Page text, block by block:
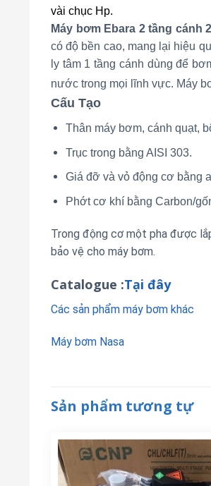
vài chục Hp.
Máy bơm Ebara 2 tầng cánh
có độ bền cao, mang lại hiệu
ly tâm 1 tầng cánh dùng để
nước trong mọi lĩnh vực. Máy
Cấu Tạo
Thân máy bơm, cánh quạt,
Trục trong bằng AISI 303.
Giá đỡ và vỏ động cơ bằng
Phớt cơ khí bằng Carbon/
Trong động cơ một pha được
bảo vệ cho máy bơm.
Catalogue :Tại đây
Các sản phẩm máy bơm khác
Máy bơm Nasa
Sản phẩm tương tự